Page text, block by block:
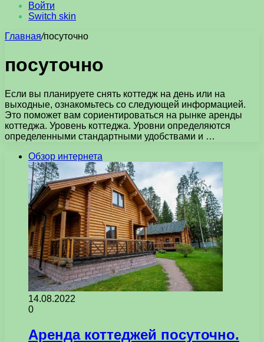
Войти
Switch skin
Главная/посуточно
посуточно
Если вы планируете снять коттедж на день или на
выходные, ознакомьтесь со следующей информацией.
Это поможет вам сориентироваться на рынке аренды
коттеджа. Уровень коттеджа. Уровни определяются
определенными стандартными удобствами и …
Обзор интернета
14.08.2022
0
Аренда коттеджей посуточно.